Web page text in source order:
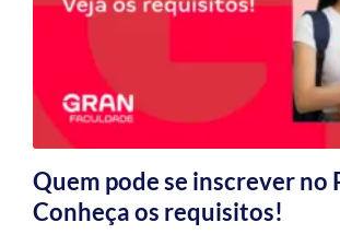
Quem pode se inscrever no
Conheça os requisitos!